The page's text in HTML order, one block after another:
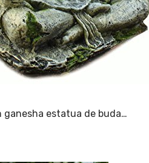
ganesha estatua de buda…